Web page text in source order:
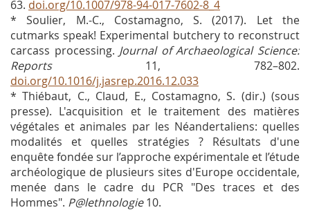
63. doi.org/10.1007/978-94-017-7602-8_4
* Soulier, M.-C., Costamagno, S. (2017). Let the
cutmarks speak! Experimental butchery to reconstruct
carcass processing. Journal of Archaeological Science:
Reports11, 782–802.
doi.org/10.1016/j.jasrep.2016.12.033
* Thiébaut, C., Claud, E., Costamagno, S. (dir.) (sous
presse). L'acquisition et le traitement des matières
végétales et animales par les Néandertaliens: quelles
modalités et quelles stratégies ? Résultats d'une
enquête fondée sur l’approche expérimentale et l’étude
archéologique de plusieurs sites d'Europe occidentale,
menée dans le cadre du PCR "Des traces et des
Hommes". P@lethnologie10.